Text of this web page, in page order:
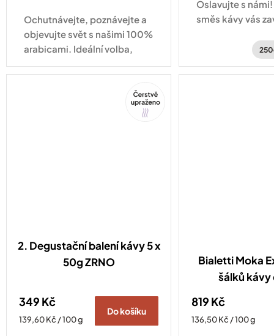
Ochutnávejte, poznávejte a
objevujte svět s našimi 100%
arabicami. Ideální volba,
když se nemůžete
rozhodnout!
Oslavujte s
směs kávy vás
Hondurasu a
Tip
2. Degustační balení kávy 5 x
50g ZRNO
349 Kč
Měrná
139,60 Kč / 100 g
Do košíku
Bialetti Moka
šálků kávy
819 Kč
Měrná
136,50 Kč / 100 g